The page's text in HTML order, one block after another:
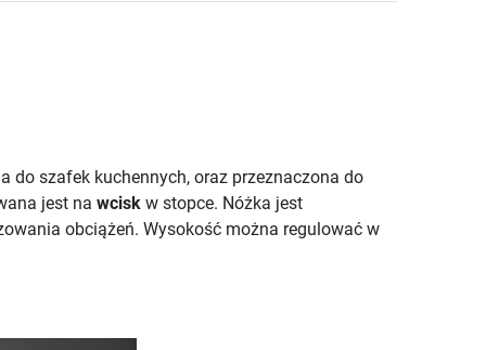
do szafek kuchennych, oraz przeznaczona do
jest na wcisk w stopce. Nóżka jest
obciążeń. Wysokość można regulować w